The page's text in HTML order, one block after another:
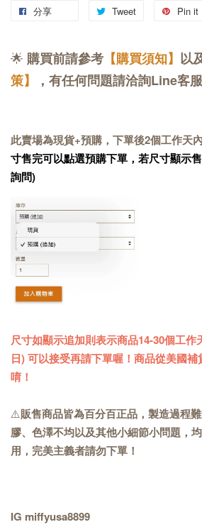
分享 Tweet Pin it
🌟 購買前請參考 【購買須知】 以
策】
，有任何問題請洽詢Line客服
此賣場為現貨+預購，下單後2個工作天
寸售完可以點選預購下單，若尺寸顯示
詢問)
尺寸如顯示追加則表示商品14-30個工作
日) 可以接受再請下單喔！商品從美國
唷！
⚠️販售商品皆為百分百正品，製造過程
膠、色澤不均以及其他小細節小問題，
用，完美主義者請勿下單！
IG miffyusa8899